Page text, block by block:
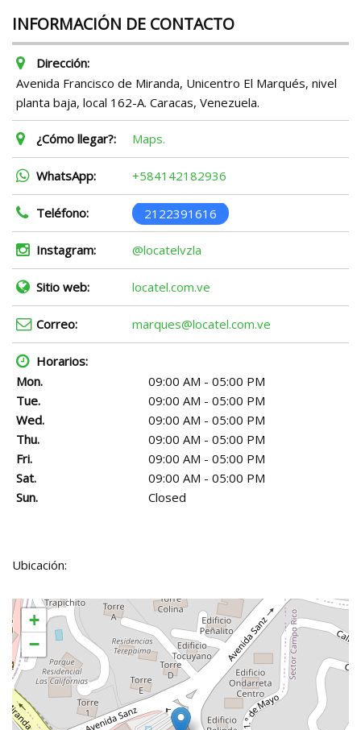
INFORMACIÓN DE CONTACTO
Dirección:
Avenida Francisco de Miranda, Unicentro El Marqués, nivel
planta baja, local 162-A. Caracas, Venezuela.
¿Cómo llegar?: Maps.
WhatsApp: +584142182936
Teléfono: 2122391616
Instagram: @locatelvzla
Sitio web: locatel.com.ve
Correo: marques@locatel.com.ve
Horarios:
Mon.
09:00 AM - 05:00 PM
Tue.
09:00 AM - 05:00 PM
Wed.
09:00 AM - 05:00 PM
Thu.
09:00 AM - 05:00 PM
Fri.
09:00 AM - 05:00 PM
Sat.
09:00 AM - 05:00 PM
Sun.
Closed
Ubicación:
+
−